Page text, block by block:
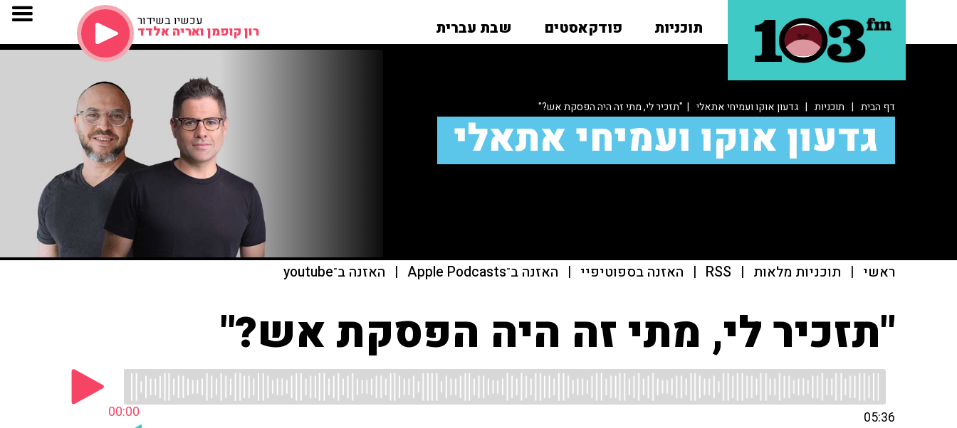
תוכניות פודקאסטים שבת עברית עכשיו בשידור
רון קופמן ואריה אלדד
דף הבית | תוכניות | גדעון אוקו ועמיחי אתאלי | "תזכיר לי, מתי זה היה הפסקת אש?"
גדעון אוקו ועמיחי אתאלי
ראשי | תוכניות מלאות |
RSS
| האזנה בספוטיפיי | האזנה ב־Apple Podcasts | האזנה ב־youtube
"תזכיר לי, מתי זה היה הפסקת אש?"
00:00 05:36